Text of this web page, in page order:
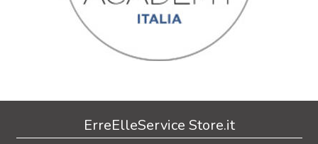
ErreElleService Store.it